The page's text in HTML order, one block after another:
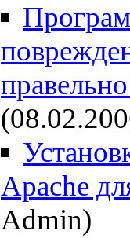
Apache
Admin)